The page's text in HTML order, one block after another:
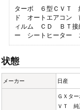
ターボ ６型ＣＶＴ
ド オートエアコン
ィルム ＣＤ ＢＴ
ー シートヒーター
状態
メーカー 日産
ＧＸタ
ＶＴ